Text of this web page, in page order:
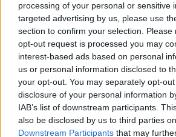
processing of your personal or sensitive
targeted advertising by us, please use
section to confirm your selection.
opt-out request is processed you may
interest-based ads based on personal
us or personal information disclosed to
your opt-out. You may separately opt-
disclosure of your personal information
IAB’s list of downstream participants.
also be disclosed by us to third parties
Downstream Participants that may
Furabid (735)
Antibiotica - urineweginfectie
Mirtazapine (731)
Depressie - antidepressiva overig
Amitriptyline (699)
Depressie - antidepressiva TCA
Efexor (665)
Depressie - antidepressiva overig